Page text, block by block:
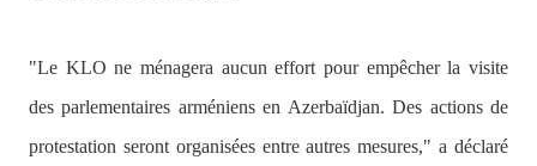
"Le KLO ne ménagera aucun effort pour empêcher la visite
des parlementaires arméniens en Azerbaïdjan. Des actions de
protestation seront organisées entre autres mesures," a déclaré